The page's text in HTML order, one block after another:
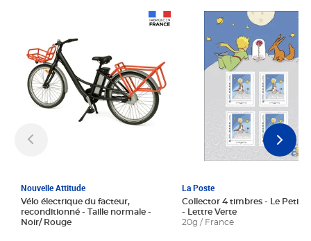
Nouvelle Attitude
Vélo électrique du facteur,
reconditionné - Taille normale -
Noir/ Rouge
La Poste
Collector 4 timbres - Le Petit
- Lettre Verte
20g / France
Prix 6,25€ HT